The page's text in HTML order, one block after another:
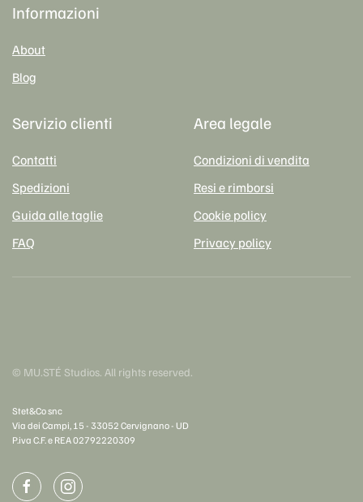
Informazioni
About
Blog
Servizio clienti
Contatti
Spedizioni
Guida alle taglie
FAQ
Area legale
Condizioni di vendita
Resi e rimborsi
Cookie policy
Privacy policy
© MU.STÉ Studios. All rights reserved.
Stet&Co snc
Via dei Campi, 15 - 33052 Cervignano - UD
P.iva C.F. e REA 0279​2220309